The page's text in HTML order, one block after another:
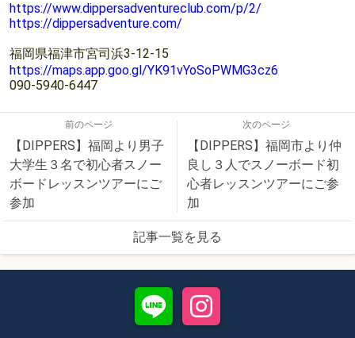
https://www.dippersadventureclub.com/p/2/
https://dippersadventure.com/
福岡県福津市宮司浜3-12-15
https://maps.app.goo.gl/YK91vYoSoPWMG3cz6
090-5940-6447
前のページ
【DIPPERS】福岡より男子
大学生３名で初心者スノー
ボードレッスンツアーにご
参加
次のページ
【DIPPERS】福岡市より仲
良し３人でスノーボード初
心者レッスンツアーにご参
加
記事一覧を見る